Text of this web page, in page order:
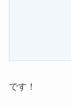
です！